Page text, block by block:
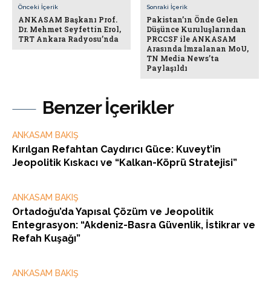
Benzer İçerikler
ANKASAM BAKIŞ
Kırılgan Refahtan Caydırıcı Güce: Kuveyt’in
Jeopolitik Kıskacı ve “Kalkan-Köprü Stratejisi”
ANKASAM BAKIŞ
Ortadoğu’da Yapısal Çözüm ve Jeopolitik
Entegrasyon: “Akdeniz-Basra Güvenlik, İstikrar ve
Refah Kuşağı”
ANKASAM BAKIŞ
Önceki İçerik
ANKASAM Başkanı Prof.
Dr. Mehmet Seyfettin Erol,
TRT Ankara Radyosu’nda
Sonraki İçerik
Pakistan’ın Önde Gelen
Düşünce Kuruluşlarından
PRCCSF ile ANKASAM
Arasında İmzalanan MoU,
TN Media News’ta
Paylaşıldı